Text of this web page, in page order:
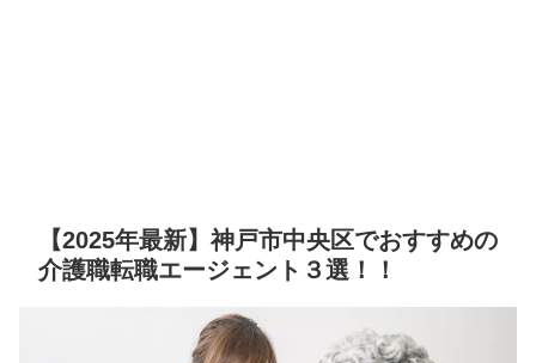
【2025年最新】神戸市中央区でおすすめの
介護職転職エージェント３選！！